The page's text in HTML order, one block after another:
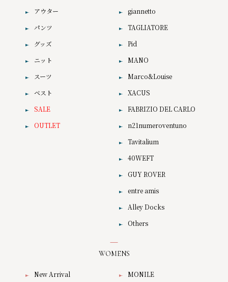
アウター
パンツ
グッズ
ニット
スーツ
ベスト
SALE
OUTLET
giannetto
TAGLIATORE
Pid
MANO
Marco&Louise
XACUS
FABRIZIO DEL CARLO
n21numeroventuno
Tavitalium
40WEFT
GUY ROVER
entre amis
Alley Docks
Others
WOMENS
New Arrival
MONILE